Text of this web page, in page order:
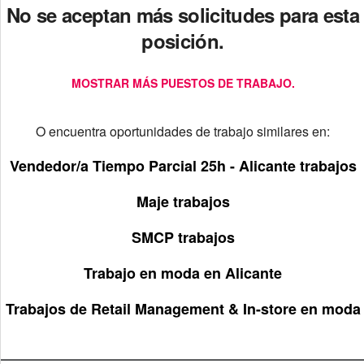
No se aceptan más solicitudes para esta
posición.
MOSTRAR MÁS PUESTOS DE TRABAJO.
O encuentra oportunidades de trabajo similares en:
Vendedor/a Tiempo Parcial 25h - Alicante trabajos
Maje trabajos
SMCP trabajos
Trabajo en moda en Alicante
Trabajos de Retail Management & In-store en moda